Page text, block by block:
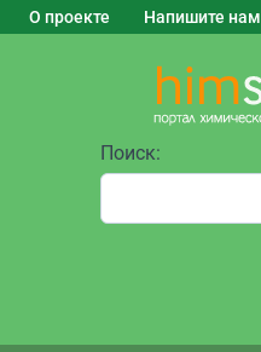
О проекте Напишите нам
Поиск: